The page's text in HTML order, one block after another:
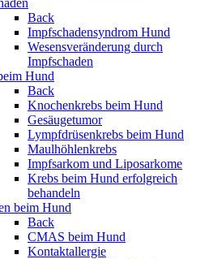
Back
Impfschadensyndrom Hund
Wesensveränderung durch
Impfschaden
Hund
Back
Knochenkrebs beim Hund
Gesäugetumor
Lympfdrüsenkrebs beim Hund
Maulhöhlenkrebs
Impfsarkom und Liposarkome
Krebs beim Hund erfolgreich
behandeln
beim Hund
Back
CMAS beim Hund
Kontaktallergie